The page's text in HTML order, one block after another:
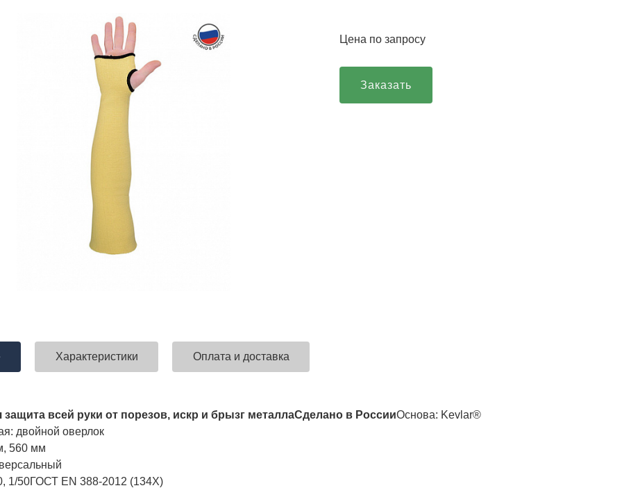
Цена по запросу
Заказать
Характеристики Оплата и доставка
защита всей руки от порезов, искр и брызг металлаСделано в РоссииОснова: Kevlar®
двойной оверлок
560 мм
1/50ГОСТ ЕN 388-2012 (134X)